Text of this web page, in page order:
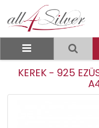
KEREK - 925